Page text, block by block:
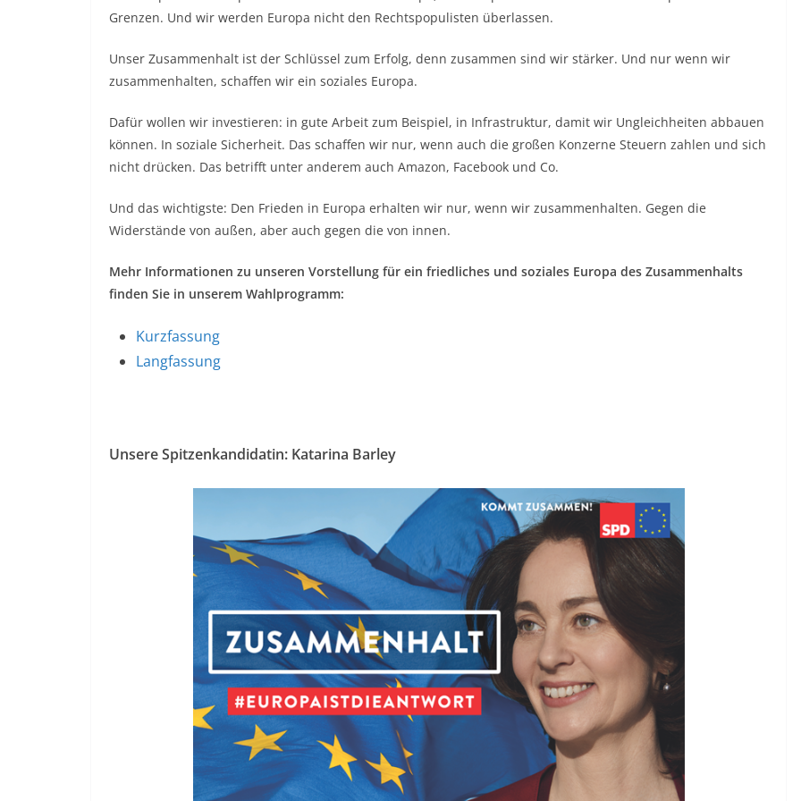
Grenzen. Und wir werden Europa nicht den Rechtspopulisten überlassen.
Unser Zusammenhalt ist der Schlüssel zum Erfolg, denn zusammen sind wir stärker. Und nur wenn wir
zusammenhalten, schaffen wir ein soziales Europa.
Dafür wollen wir investieren: in gute Arbeit zum Beispiel, in Infrastruktur, damit wir Ungleichheiten abbauen
können. In soziale Sicherheit. Das schaffen wir nur, wenn auch die großen Konzerne Steuern zahlen und sich
nicht drücken. Das betrifft unter anderem auch Amazon, Facebook und Co.
Und das wichtigste: Den Frieden in Europa erhalten wir nur, wenn wir zusammenhalten. Gegen die
Widerstände von außen, aber auch gegen die von innen.
Mehr Informationen zu unseren Vorstellung für ein friedliches und soziales Europa des Zusammenhalts
finden Sie in unserem Wahlprogramm:
Kurzfassung
Langfassung
Unsere Spitzenkandidatin: Katarina Barley